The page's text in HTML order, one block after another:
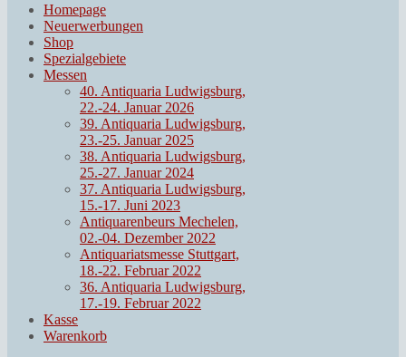
Homepage
Neuerwerbungen
Shop
Spezialgebiete
Messen
40. Antiquaria Ludwigsburg,
22.-24. Januar 2026
39. Antiquaria Ludwigsburg,
23.-25. Januar 2025
38. Antiquaria Ludwigsburg,
25.-27. Januar 2024
37. Antiquaria Ludwigsburg,
15.-17. Juni 2023
Antiquarenbeurs Mechelen,
02.-04. Dezember 2022
Antiquariatsmesse Stuttgart,
18.-22. Februar 2022
36. Antiquaria Ludwigsburg,
17.-19. Februar 2022
Kasse
Warenkorb